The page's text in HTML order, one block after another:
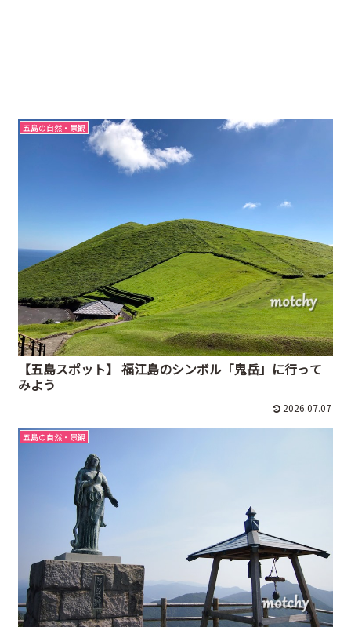
五島の自然・景観
【五島スポット】 福江島のシンボル「鬼岳」に行って
みよう
2026.07.07
五島の自然・景観